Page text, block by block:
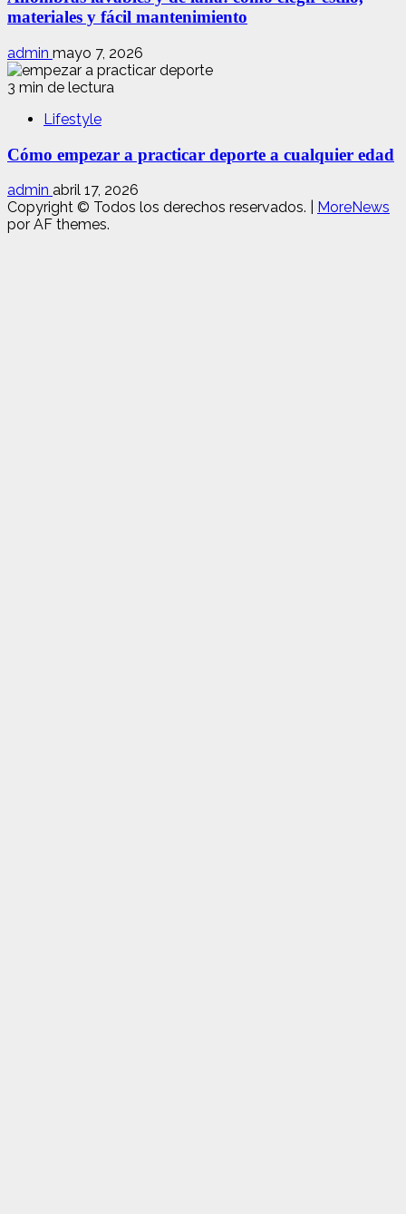
materiales y fácil mantenimiento
admin mayo 7, 2026
3 min de lectura
Lifestyle
Cómo empezar a practicar deporte a cualquier edad
admin abril 17, 2026
Copyright © Todos los derechos reservados.
MoreNews
por AF themes.